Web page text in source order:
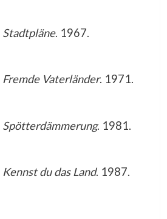
Stadtpläne. 1967.
Fremde Vaterländer. 1971.
Spötterdämmerung. 1981.
Kennst du das Land. 1987.